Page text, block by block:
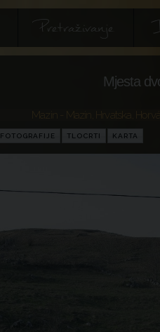
Pretraživanje
Mjesta
Mazin - Mazin Hrvatska
FOTOGRAFIJE TLOCRTI KARTA